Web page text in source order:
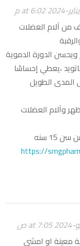
من آلام العضلات
ويحسن الدورة الدموية
،يعطي إحساسًا
المدى الطويل
وآلام العضلات
15 سنه
https://
معينة او امشي